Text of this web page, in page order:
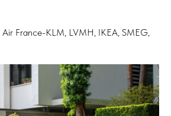
Air France-KLM, LVMH, IKEA, SMEG,